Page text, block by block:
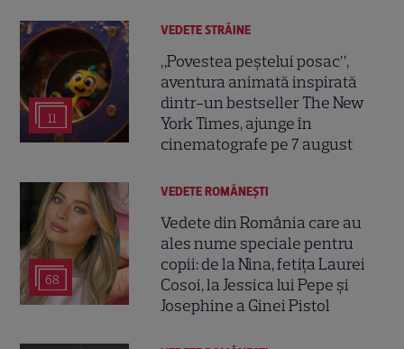
11
VEDETE STRĂINE
„Povestea peștelui posac”,
aventura animată inspirată
dintr-un bestseller The New
York Times, ajunge în
cinematografe pe 7 august
68
VEDETE ROMÂNEŞTI
Vedete din România care au
ales nume speciale pentru
copii: de la Nina, fetița Laurei
Cosoi, la Jessica lui Pepe și
Josephine a Ginei Pistol